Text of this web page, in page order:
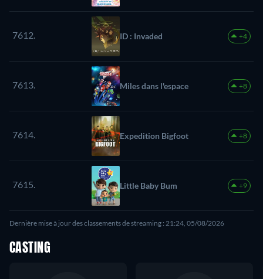
Magicians
7612. ID : Invaded +4
7613. Miles dans l'espace +8
7614. Expedition Bigfoot +8
7615. Little Baby Bum +9
Dernière mise à jour des classements de streaming : 21:24, 05/08/2026
CASTING